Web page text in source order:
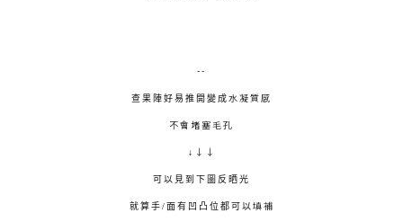
--
查果陣好易推開變成水凝質感
不會堵塞毛孔
↓ ↓↓
可以見到下圖反晒光
就算手/面有凹凸位都可以 填補